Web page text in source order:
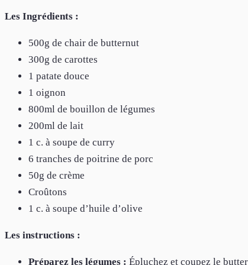
Les Ingrédients :
500g de chair de butternut
300g de carottes
1 patate douce
1 oignon
800ml de bouillon de légumes
200ml de lait
1 c. à soupe de curry
6 tranches de poitrine de porc
50g de crème
Croûtons
1 c. à soupe d’huile d’olive
Les instructions :
Préparez les légumes : Épluchez et coupez le